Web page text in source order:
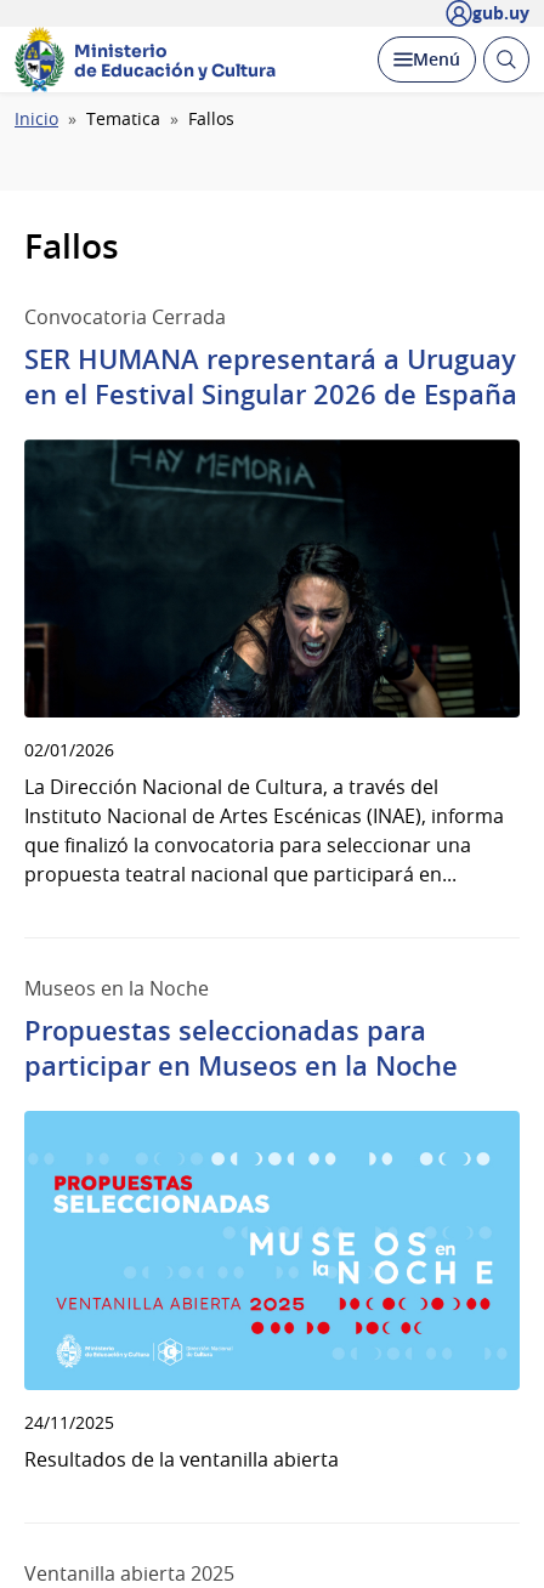
gub.uy
Ministerio
de Educación y Cultura
Desplegar
Menú Abrir
Ruta
Inicio Tematica Fallos
Fallos
Convocatoria Cerrada
SER HUMANA representará a Uruguay
en el Festival Singular 2026 de España
02/01/2026
La Dirección Nacional de Cultura, a través del
Instituto Nacional de Artes Escénicas (INAE), informa
que finalizó la convocatoria para seleccionar una
propuesta teatral nacional que participará en...
Museos en la Noche
Propuestas seleccionadas para
participar en Museos en la Noche
24/11/2025
Resultados de la ventanilla abierta
Ventanilla abierta 2025